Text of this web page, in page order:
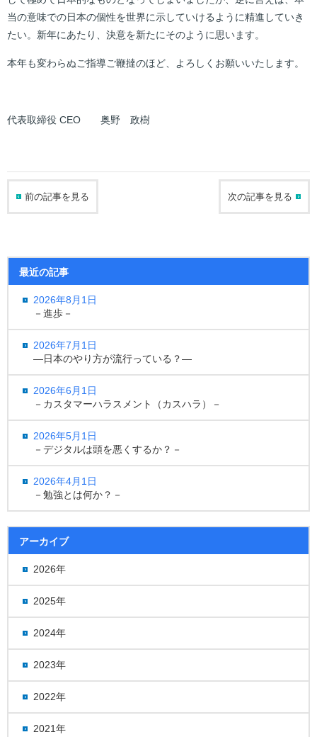
当の意味での日本の個性を世界に示していけるように精進していき
たい。新年にあたり、決意を新たにそのように思います。
本年も変わらぬご指導ご鞭撻のほど、よろしくお願いいたします。
代表取締役 CEO 奥野 政樹
前の記事を見る 次の記事を見る
最近の記事
2026年8月1日
－進歩－
2026年7月1日
―日本のやり方が流行っている？―
2026年6月1日
－カスタマーハラスメント（カスハラ）－
2026年5月1日
－デジタルは頭を悪くするか？－
2026年4月1日
－勉強とは何か？－
アーカイブ
2026年
2025年
2024年
2023年
2022年
2021年